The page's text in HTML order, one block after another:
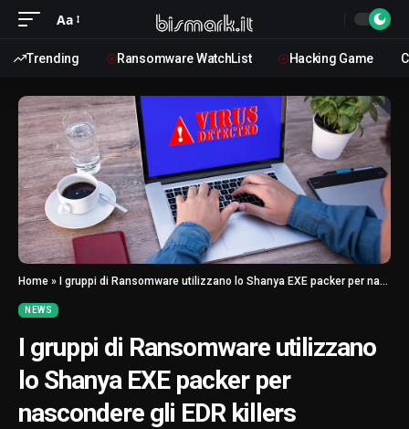
Aa
Trending Ransomware WatchList Hacking Game
Home » I gruppi di Ransomware utilizzano lo Shanya EXE packer per nascondere gli EDR killers
NEWS
I gruppi di Ransomware utilizzano
lo Shanya EXE packer per
nascondere gli EDR killers